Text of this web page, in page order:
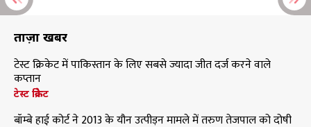
ताज़ा खबरें
टेस्ट क्रिकेट में पाकिस्तान के लिए सबसे ज्यादा जीत दर्ज करने वाले
कप्तान
टेस्ट क्रिकेट
बॉम्बे हाई कोर्ट ने 2013 के यौन उत्पीड़न मामले में तरुण तेजपाल को दोषी